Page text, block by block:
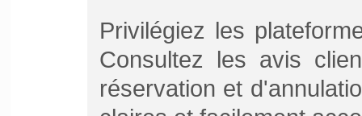
Privilégiez les
Consultez les avis
réservation et